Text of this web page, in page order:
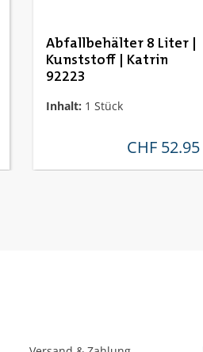
Abfallbehälter 8 Liter |
Kunststoff | Katrin
92223
Inhalt: 1 Stück
regulärer preis:
CHF 52.95